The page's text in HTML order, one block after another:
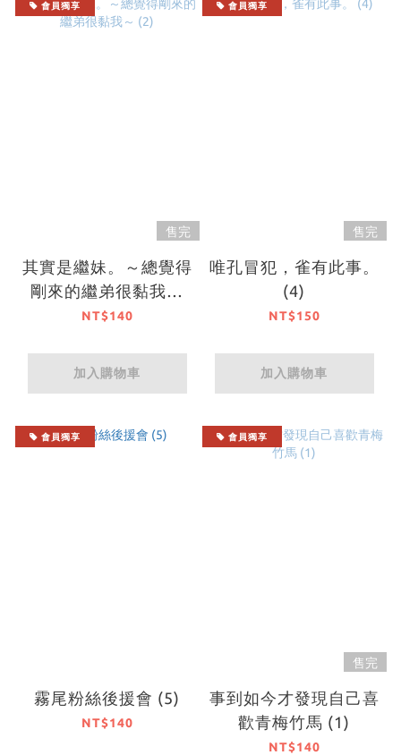
會員獨享
售完
其實是繼妹。～總覺得
剛來的繼弟很黏我～
(2)
NT$140
加入購物車
會員獨享
售完
唯孔冒犯，雀有此事。
(4)
NT$150
加入購物車
會員獨享
霧尾粉絲後援會 (5)
NT$140
會員獨享
售完
事到如今才發現自己喜
歡青梅竹馬 (1)
NT$140